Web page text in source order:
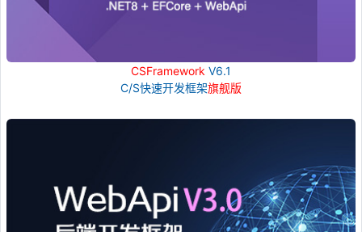
CSFramework V6.1
C/S快速开发框架旗舰版